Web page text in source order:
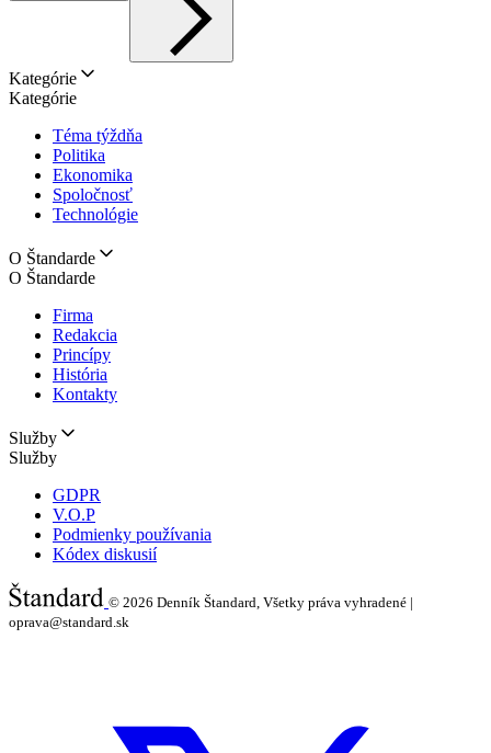
Kategórie
Kategórie
Téma týždňa
Politika
Ekonomika
Spoločnosť
Technológie
O Štandarde
O Štandarde
Firma
Redakcia
Princípy
História
Kontakty
Služby
Služby
GDPR
V.O.P
Podmienky používania
Kódex diskusií
© 2026 Denník Štandard, Všetky práva vyhradené |
oprava@standard.sk